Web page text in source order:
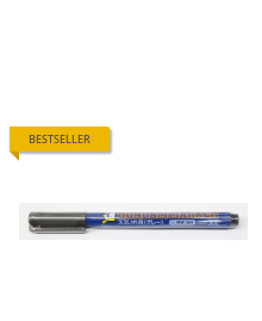
BESTSELLER